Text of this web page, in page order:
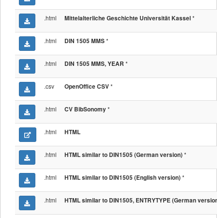
.html Mittelalterliche Geschichte Universität Kassel*
.html DIN 1505 MMS*
.html DIN 1505 MMS, YEAR *
.csv OpenOffice CSV*
.html CV BibSonomy*
.html HTML
.html HTML similar to DIN1505 (German version)*
.html HTML similar to DIN1505 (English version)*
.html HTML similar to DIN1505, ENTRYTYPE (German